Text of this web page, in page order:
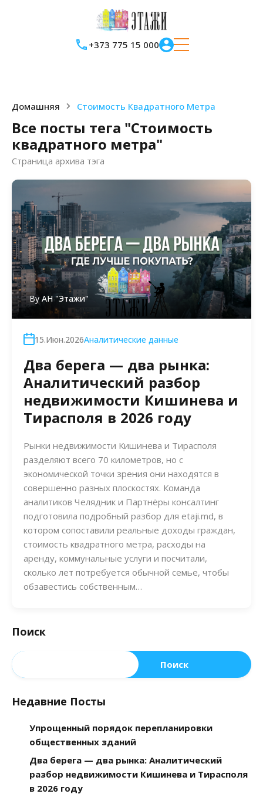
+373 775 15 000
Домашняя Стоимость Квадратного Метра
Все посты тега "Стоимость
квадратного метра"
Страница архива тэга
By АН "Этажи"
15.Июн.2026Аналитические данные
Два берега — два рынка:
Аналитический разбор
недвижимости Кишинева и
Тирасполя в 2026 году
Рынки недвижимости Кишинева и Тирасполя
разделяют всего 70 километров, но с
экономической точки зрения они находятся в
совершенно разных плоскостях. Команда
аналитиков Челядник и Партнёры консалтинг
подготовила подробный разбор для etaji.md, в
котором сопоставили реальные доходы граждан,
стоимость квадратного метра, расходы на
аренду, коммунальные услуги и посчитали,
сколько лет потребуется обычной семье, чтобы
обзавестись собственным…
Поиск
Поиск
Недавние Посты
Упрощенный порядок перепланировки
общественных зданий
Два берега — два рынка: Аналитический
разбор недвижимости Кишинева и Тирасполя
в 2026 году